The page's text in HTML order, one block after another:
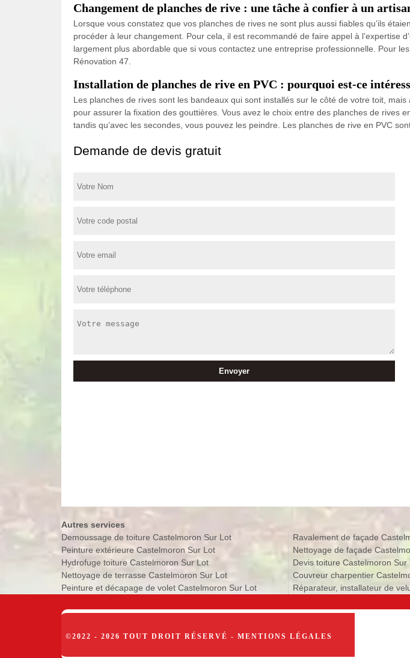
Changement de planches de rive : une tâche à confier à un
Lorsque vous constatez que vos planches de rives ne sont plus aussi fiables qu’ils
procéder à leur changement. Pour cela, il est recommandé de faire appel à l’expertise
largement plus abordable que si vous contactez une entreprise professionnelle. Pour
Rénovation 47.
Installation de planches de rive en PVC : pourquoi est-ce
Les planches de rives sont les bandeaux qui sont installés sur le côté de votre toit,
pour assurer la fixation des gouttières. Vous avez le choix entre des planches de rives
tandis qu’avec les secondes, vous pouvez les peindre. Les planches de rive en PVC
Demande de devis gratuit
Autres services
Demoussage de toiture Castelmoron Sur Lot
Peinture extérieure Castelmoron Sur Lot
Hydrofuge toiture Castelmoron Sur Lot
Nettoyage de terrasse Castelmoron Sur Lot
Peinture et décapage de volet Castelmoron Sur Lot
Ravalement de façade
Nettoyage de façade
Devis toiture Castelmoron Sur
Couvreur charpentier
Réparateur, installateur de
©2022 - 2026 TOUT DROIT RÉSERVÉ - MENTIONS LÉGALES